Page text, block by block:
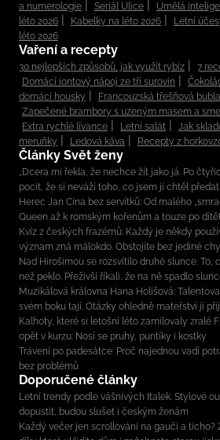
a numerologie
Seriál Ulice Umělá
léto 2026
Kabelky na léto 2026 Letní
léto 2026
Vaření a recepty
30 nejlepších způsobů, jak využít rybíz
7
Domácí iontový nápoj ze tří surovin
domácí housky
Francouzská třešňová
Zapečené brambory s uzeným masem a
Extra rychlé lívance
Letní salát
Jak
meruňky
Ledová káva Recepty z
Články Svět ženy
„Dcera mi řekla, že nechce žít jako já. Po
pocit, že si neváží toho, co jsem jí chtěl
Herec Jan Cina bez servítků: Od malého
Queen až k romským kořenům a touze po
Kvíz z českých frazémů: Každý je někdy
význam zná málokdo. Obstojíte bez jediné
Nad Hirošimou se rozsvítilo druhé slunce. To,
než peklo. Přeživší říkali, že na ně spadlo
Muzikálová královna Hana Holišová:
svém boku tají. Otázky ohledně mateřství jí
Kalhoty, které si letošní léto zamilovaly zralé
opět v kurzu: Nosí se pruhy, puntíky i kostky
Trávení po padesátce: Proč najednou vadí
bez problémů
Doporučené články
Letní trendy podle vášnivých Italek. Stylové
dopustit, budou slušet i českým ženám
Každý večer jen scrollování na gauči a ticho?